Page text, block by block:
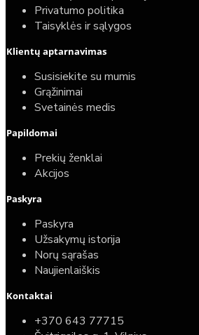
Privatumo politika
Taisyklės ir sąlygos
Klientų aptarnavimas
Susisiekite su mumis
Grąžinimai
Svetainės medis
Papildomai
Prekių ženklai
Akcijos
Paskyra
Paskyra
Užsakymų istorija
Norų sąrašas
Naujienlaiškis
Kontaktai
+370 643 77715